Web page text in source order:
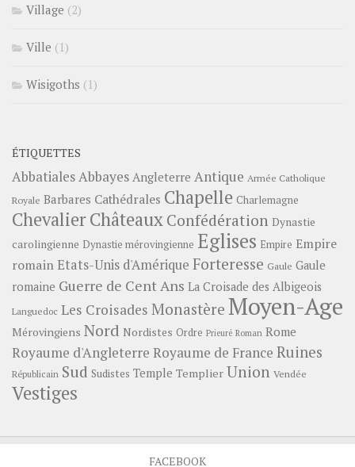
Village (2)
Ville (1)
Wisigoths (1)
ÉTIQUETTES
AbbatialesAbbayes Angleterre Antique Armée Catholique
Royale Barbares Cathédrales Chapelle Charlemagne
ChevalierChâteauxConfédération Dynastie
carolingienne Dynastie mérovingienne Eglises Empire Empire
romainEtats-Unis d'Amérique Forteresse Gaule Gaule
romaine Guerre de Cent Ans La Croisade des Albigeois
Languedoc Les Croisades Monastère Moyen-Age
Mérovingiens Nord Nordistes Ordre Prieuré Roman Rome
Royaume d'Angleterre Royaume de France Ruines
Républicain Sud Sudistes Temple Templier Union Vendée
Vestiges
FACEBOOK